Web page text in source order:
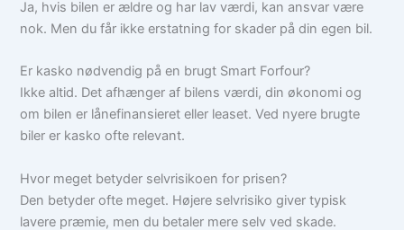
Ja, hvis bilen er ældre og har lav værdi, kan ansvar være
nok. Men du får ikke erstatning for skader på din egen bil.
Er kasko nødvendig på en brugt Smart Forfour?
Ikke altid. Det afhænger af bilens værdi, din økonomi og
om bilen er lånefinansieret eller leaset. Ved nyere brugte
biler er kasko ofte relevant.
Hvor meget betyder selvrisikoen for prisen?
Den betyder ofte meget. Højere selvrisiko giver typisk
lavere præmie, men du betaler mere selv ved skade.